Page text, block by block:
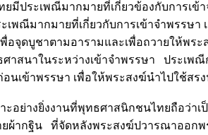
ยมีประเพณีมากมายที่เกี่ยวข้องกับการเ
เพณีมากมายที่เกี่ยวกับการเข้าจำพรรษ
อจุดบูชาตามอารามและเพื่อถวายให้พร
าสนาในระหว่างเข้าจำพรรษา ประเพ
นเข้าพรรษา เพื่อให้พระสงฆ์นำไปใช้สร
าะอย่างยิ่งงานที่พุทธศาสนิกชนไทยถือว่
ผ้ากฐิน ที่จัดหลังพระสงฆ์ปวารณาออกพ